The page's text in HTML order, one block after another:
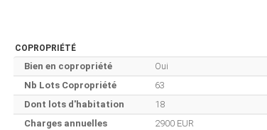
COPROPRIÉTÉ
Bien en copropriété
Oui
Nb Lots Copropriété
63
Dont lots d'habitation
18
Charges annuelles
2900 EUR